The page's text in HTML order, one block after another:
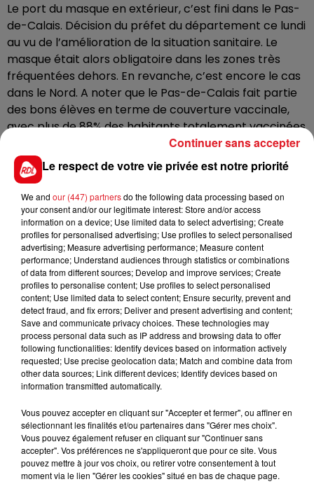
Le port du masque en extérieur, c’est fini dans le Pas-
de-Calais. Décision du préfet du département ce lundi
au vu de l’amélioration de la situation sanitaire. Le
masque était alors obligatoire dans les zones très
fréquentées dehors. En revanche, c’est encore le cas
dans le Nord. A noter que le Pas-de-Calais fait partie
des bons élèves en terme de couverture vaccinale,
avec plus de 88% des habitants totalement vaccinées
FIL D'ACTUS
15 juillet 2026
BÉTHUNE: ENQUÊTE POUR HOMICIDE
VOLONTAIRE EN COURS, APRÈS LA...
Selon les premiers éléments, le logement servait
à des prostituées
Le respect de votre vie privée est notre priorité
We and our (447) partnersdo the following data processing based on
your consent and/or our legitimate interest: Store and/or access
information on a device; Use limited data to select advertising; Create
profiles for personalised advertising; Use profiles to select personalised
advertising; Measure advertising performance; Measure content
performance; Understand audiences through statistics or combinations
of data from different sources; Develop and improve services; Create
profiles to personalise content; Use profiles to select personalised
content; Use limited data to select content; Ensure security, prevent and
detect fraud, and fix errors; Deliver and present advertising and content;
Save and communicate privacy choices. These technologies may
process personal data such as IP address and browsing data to offer
following functionalities: Identify devices based on information actively
requested; Use precise geolocation data; Match and combine data from
other data sources; Link different devices; Identify devices based on
information transmitted automatically.
Vous pouvez accepter en cliquant sur "Accepter et fermer", ou affiner en
sélectionnant les finalités et/ou partenaires dans "Gérer mes choix".
Vous pouvez également refuser en cliquant sur "Continuer sans
accepter". Vos préférences ne s'appliqueront que pour ce site. Vous
pouvez mettre à jour vos choix, ou retirer votre consentement à tout
moment via le lien "Gérer les cookies" situé en bas de chaque page.
Continuer sans accepter